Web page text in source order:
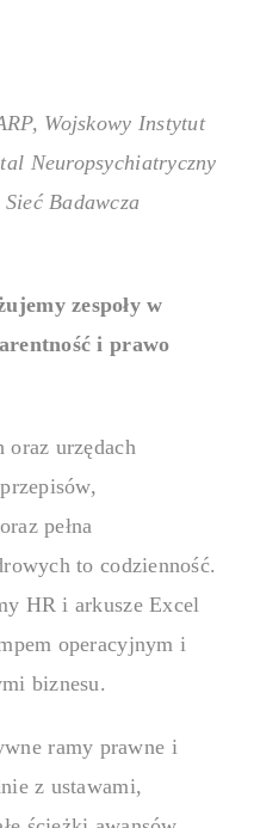
Wojskowy Instytut
Neuropsychiatryczny
Badawcza
zespoły w
i prawo
urzędach
pełna
to codzienność.
HR i arkusze Excel
operacyjnym i
biznesu.
ramy prawne i
z ustawami,